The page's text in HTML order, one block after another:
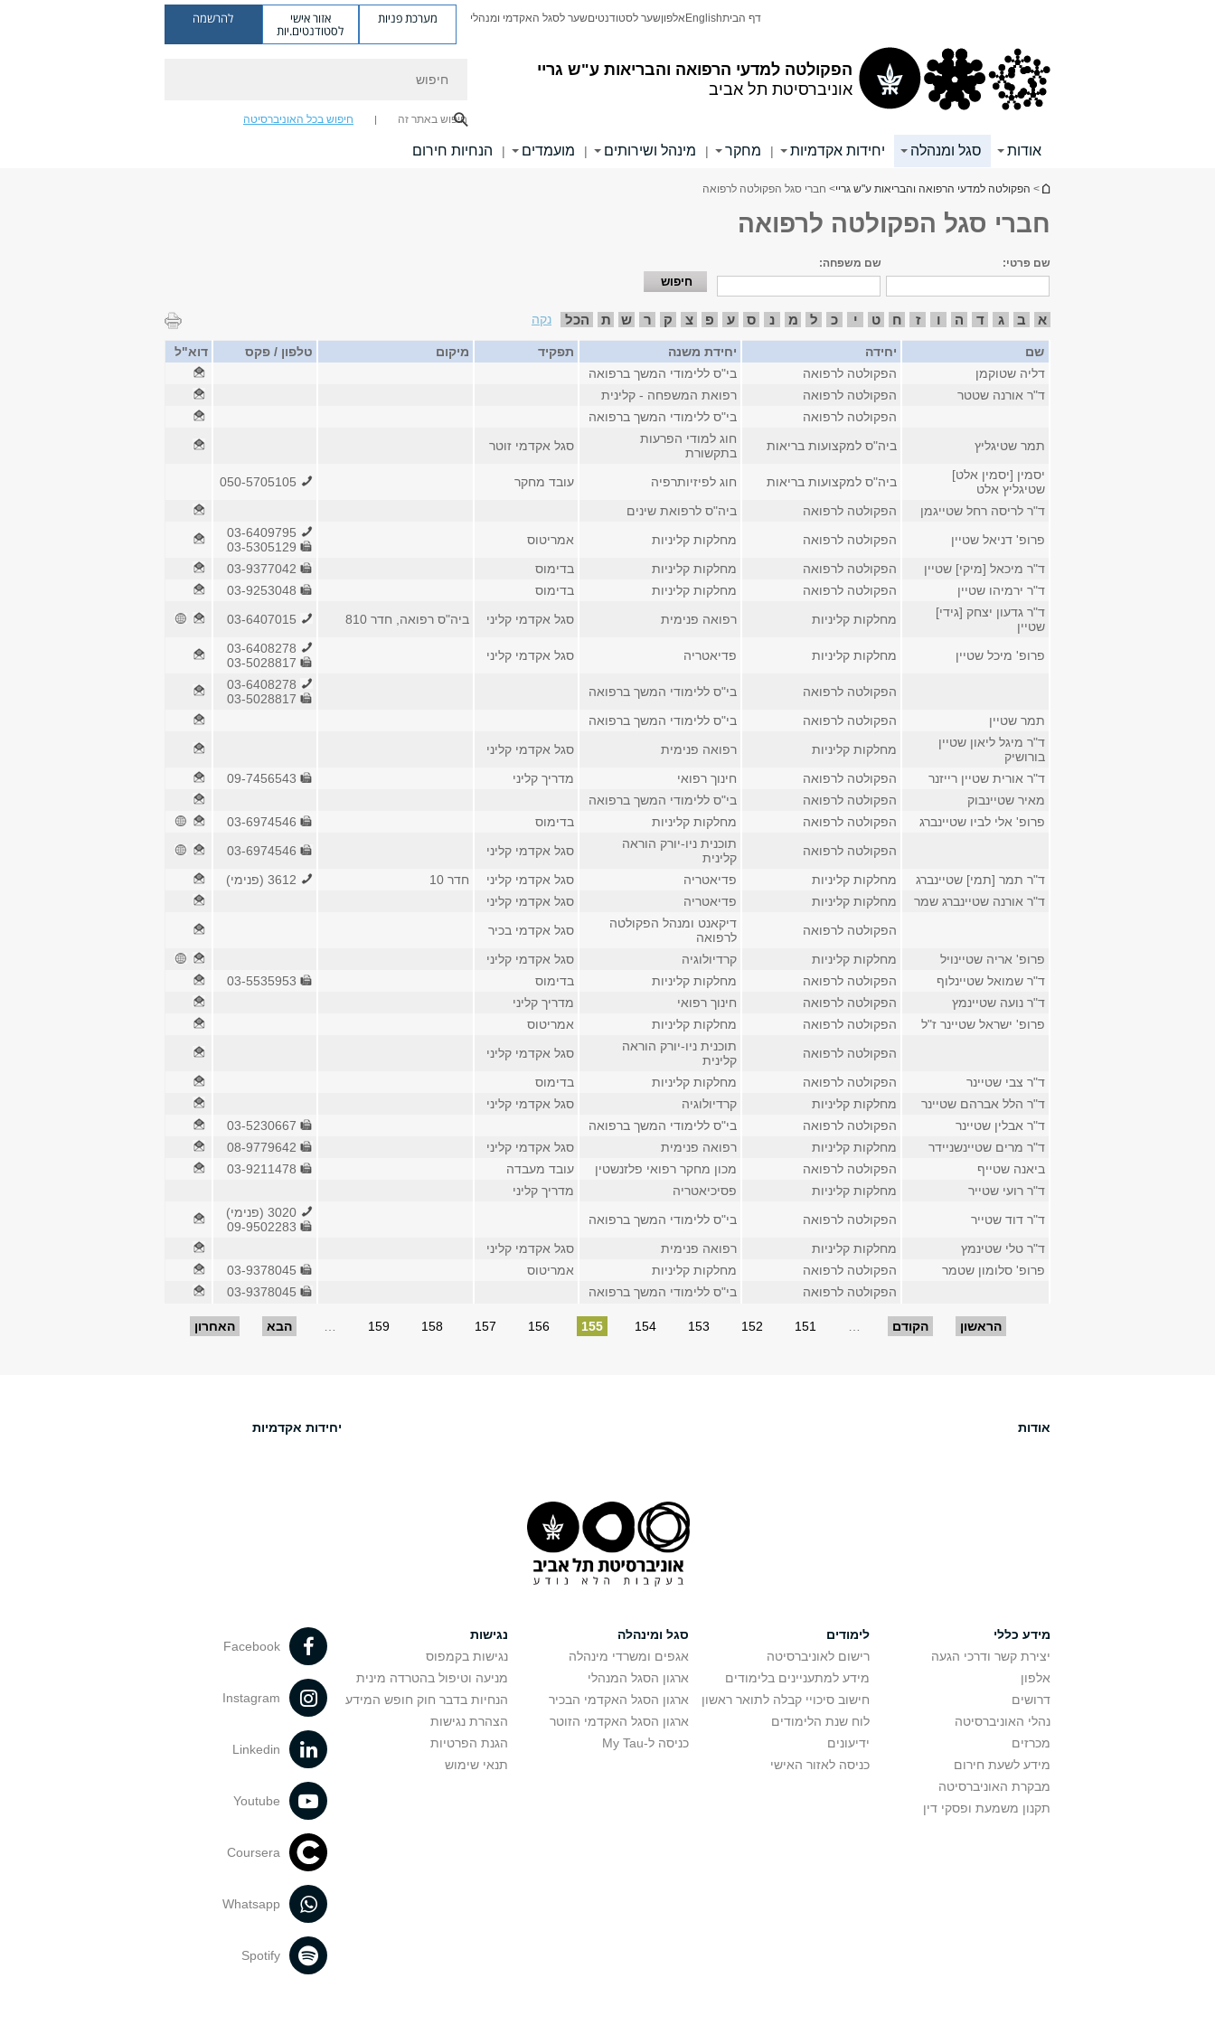
הפקולטה למדעי הרפואה והבריאות ע"ש גריי
אוניברסיטת תל אביב
דף הביתEnglish אלפוןשער לסטודנטיםשער לסגל האקדמי ומנהלי מערכת פניות אזור אישי
לסטודנטים.יות
להרשמה
חיפוש באתר זה חיפוש בכל האוניברסיטה
אודות סגל ומנהלה יחידות אקדמיות | מחקר | מינהל ושירותים | מועמדים | הנחיות חירום
הינך נמצא כאן
> הפקולטה למדעי הרפואה והבריאות ע"ש גריי> חברי סגל הפקולטה לרפואה
חברי סגל הפקולטה לרפואה
שם פרטי: שם משפחה:
א ב ג ד ה ו ז ח ט י כ ל מ נ ס ע פ צ ק ר ש ת הכל נקה
שם יחידה יחידת משנה תפקיד מיקום טלפון / פקס
דוא"ל
דליה שטוקמן
הפקולטה לרפואה
בי"ס ללימודי המשך ברפואה
ד"ר אורנה שטטר
הפקולטה לרפואה
רפואת המשפחה - קלינית
הפקולטה לרפואה
בי"ס ללימודי המשך ברפואה
תמר שטיגליץ
ביה"ס למקצועות בריאות
חוג למודי הפרעות
בתקשורת
סגל אקדמי זוטר
יסמין [יסמין אלט]
שטיגליץ אלט
ביה"ס למקצועות בריאות חוג לפיזיותרפיה עובד מחקר
ד"ר לריסה רחל שטייגמן
הפקולטה לרפואה
ביה"ס לרפואת שינים
פרופ' דניאל שטיין
הפקולטה לרפואה מחלקות קליניות אמריטוס
ד"ר מיכאל [מיקי] שטיין
הפקולטה לרפואה מחלקות קליניות בדימוס
ד"ר ירמיהו שטיין
הפקולטה לרפואה מחלקות קליניות בדימוס
ד"ר גדעון יצחק [גידי]
שטיין
מחלקות קליניות רפואה פנימית סגל אקדמי קליני ביה"ס רפואה, חדר 810
פרופ' מיכל שטיין מחלקות קליניות פדיאטריה סגל אקדמי קליני
הפקולטה לרפואה
בי"ס ללימודי המשך ברפואה
תמר שטיין
הפקולטה לרפואה
בי"ס ללימודי המשך ברפואה
ד"ר מיגל ליאון שטיין
בורושיק
מחלקות קליניות רפואה פנימית
סגל אקדמי קליני
ד"ר אורית שטיין רייזנר
הפקולטה לרפואה חינוך רפואי מדריך קליני
מאיר שטיינבוק
הפקולטה לרפואה
בי"ס ללימודי המשך ברפואה
פרופ' אלי לביו שטיינברג
הפקולטה לרפואה מחלקות קליניות בדימוס
הפקולטה לרפואה
תוכנית ניו-יורק הוראה
קלינית
סגל אקדמי קליני
ד"ר תמר [תמי] שטיינברג
מחלקות קליניות פדיאטריה סגל אקדמי קליני חדר 10
ד"ר אורנה שטיינברג שמר
מחלקות קליניות פדיאטריה
סגל אקדמי קליני
הפקולטה לרפואה
דיקאנט ומנהל הפקולטה
לרפואה
סגל אקדמי בכיר
פרופ' אריה שטיינויל
מחלקות קליניות קרדיולוגיה
סגל אקדמי קליני
ד"ר שמואל שטיינלוף
הפקולטה לרפואה מחלקות קליניות בדימוס
ד"ר נועה שטיינמץ
הפקולטה לרפואה חינוך רפואי
מדריך קליני
פרופ' ישראל שטיינר ז"ל
הפקולטה לרפואה מחלקות קליניות
אמריטוס
הפקולטה לרפואה
תוכנית ניו-יורק הוראה
קלינית
סגל אקדמי קליני
ד"ר צבי שטיינר
הפקולטה לרפואה מחלקות קליניות
בדימוס
ד"ר הלל אברהם שטיינר
מחלקות קליניות קרדיולוגיה
סגל אקדמי קליני
ד"ר אבלין שטיינר
הפקולטה לרפואה בי"ס ללימודי המשך ברפואה
ד"ר מרים שטיינשניידר
מחלקות קליניות רפואה פנימית סגל אקדמי קליני
ביאנה שטייף
הפקולטה לרפואה מכון מחקר רפואי פלזנשטין עובד מעבדה
ד"ר רועי שטייר
מחלקות קליניות פסיכיאטריה
מדריך קליני
ד"ר דוד שטייר
הפקולטה לרפואה בי"ס ללימודי המשך ברפואה
ד"ר טלי שטינמץ
מחלקות קליניות רפואה פנימית
סגל אקדמי קליני
פרופ' סלומון שטמר
הפקולטה לרפואה מחלקות קליניות אמריטוס
הפקולטה לרפואה
בי"ס ללימודי המשך ברפואה
עמודיםהראשון הקודם 151
152
153
154
155
156
157
158
159 הבא האחרון
אודות יחידות אקדמיות
מידע כללי
יצירת קשר ודרכי הגעה
אלפון
דרושים
נהלי האוניברסיטה
מכרזים
מידע לשעת חירום
מבקרת האוניברסיטה
תקנון משמעת ופסקי דין
לימודים
רישום לאוניברסיטה
מידע למתעניינים בלימודים
חישוב סיכויי קבלה לתואר ראשון
לוח שנת הלימודים
ידיעונים
כניסה לאזור האישי
סגל ומינהלה
אגפים ומשרדי מינהלה
ארגון הסגל המנהלי
ארגון הסגל האקדמי הבכיר
ארגון הסגל האקדמי הזוטר
כניסה ל-My Tau
נגישות
נגישות בקמפוס
מניעה וטיפול בהטרדה מינית
הנחיות בדבר חוק חופש המידע
הצהרת נגישות
הגנת הפרטיות
תנאי שימוש
Facebook
Instagram
Linkedin
Youtube
Coursera
Whatsapp
Spotify